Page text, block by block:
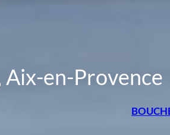
Aix-en-Provence